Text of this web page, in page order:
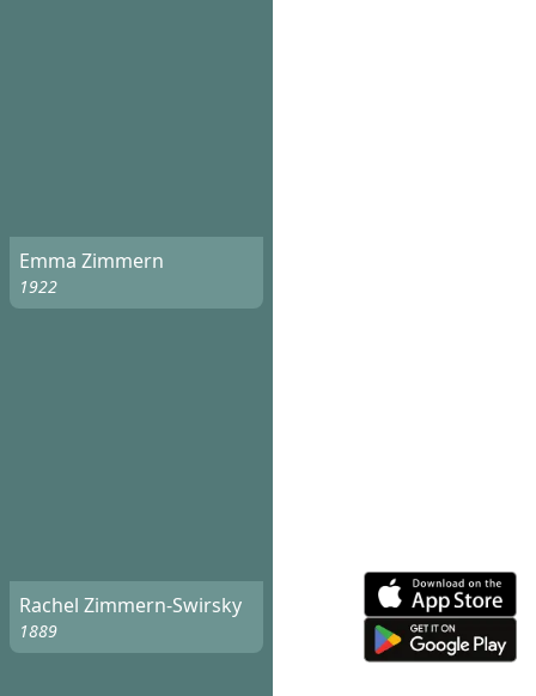
Emma Zimmern
1922
Rachel Zimmern-Swirsky
1889